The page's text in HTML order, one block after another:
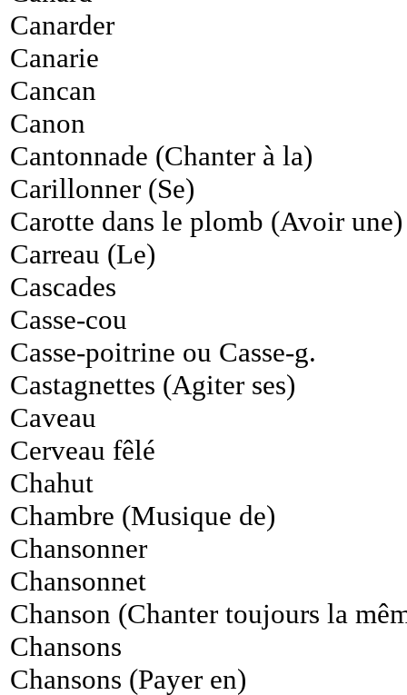
Canarder
Canarie
Cancan
Canon
Cantonnade (Chanter à la)
Carillonner (Se)
Carotte dans le plomb (Avoir une)
Carreau (Le)
Cascades
Casse-cou
Casse-poitrine ou Casse-g.
Castagnettes (Agiter ses)
Caveau
Cerveau fêlé
Chahut
Chambre (Musique de)
Chansonner
Chansonnet
Chanson (Chanter toujours la
Chansons
Chansons (Payer en)